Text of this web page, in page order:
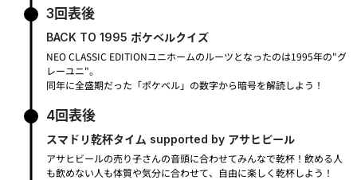
3回表後
BACK TO 1995 ポケベルクイズ
NEO CLASSIC EDITIONユニホームのルーツとなったのは1995年の"グ
レーユニ"。
同年に全盛期だった「ポケベル」の数字から暗号を解読しよう！
4回表後
スマドリ乾杯タイム supported by アサヒビール
アサヒビールの売り子さんの音頭に合わせてみんなで乾杯！飲める人
も飲めない人も体質や気分に合わせて、自由に楽しく乾杯しよう！